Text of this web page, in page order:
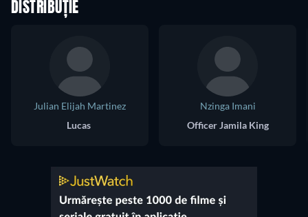
DISTRIBUȚIE
Julian Elijah Martinez
Lucas
Nzinga Imani
Officer Jamila King